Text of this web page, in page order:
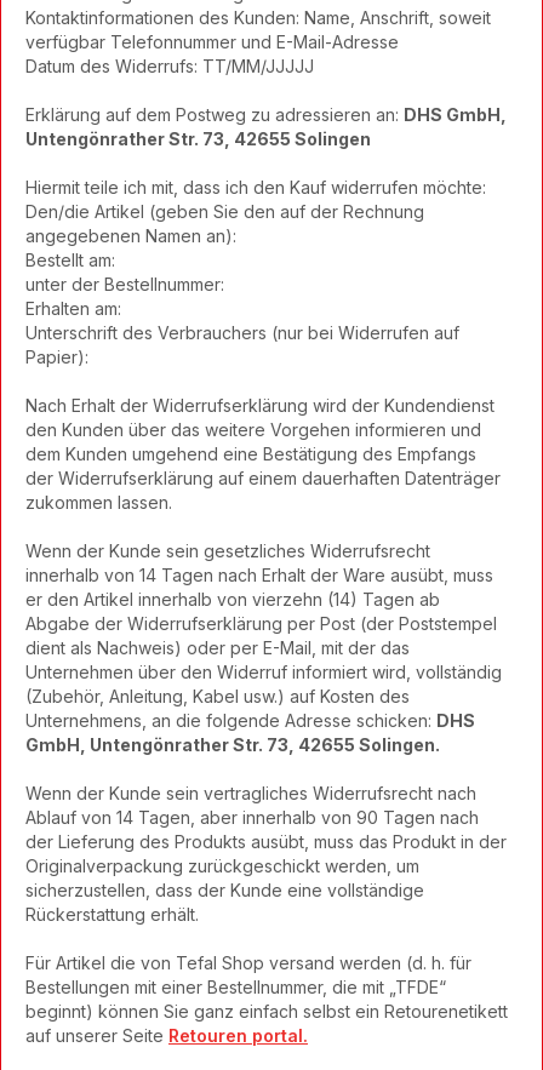
Kontaktinformationen des Kunden: Name, Anschrift, soweit
verfügbar Telefonnummer und E-Mail-Adresse
Datum des Widerrufs: TT/MM/JJJJJ
Erklärung auf dem Postweg zu adressieren an: DHS GmbH,
Untengönrather Str. 73, 42655 Solingen
Hiermit teile ich mit, dass ich den Kauf widerrufen möchte:
Den/die Artikel (geben Sie den auf der Rechnung
angegebenen Namen an):
Bestellt am:
unter der Bestellnummer:
Erhalten am:
Unterschrift des Verbrauchers (nur bei Widerrufen auf
Papier):
Nach Erhalt der Widerrufserklärung wird der Kundendienst
den Kunden über das weitere Vorgehen informieren und
dem Kunden umgehend eine Bestätigung des Empfangs
der Widerrufserklärung auf einem dauerhaften Datenträger
zukommen lassen.
Wenn der Kunde sein gesetzliches Widerrufsrecht
innerhalb von 14 Tagen nach Erhalt der Ware ausübt, muss
er den Artikel innerhalb von vierzehn (14) Tagen ab
Abgabe der Widerrufserklärung per Post (der Poststempel
dient als Nachweis) oder per E-Mail, mit der das
Unternehmen über den Widerruf informiert wird, vollständig
(Zubehör, Anleitung, Kabel usw.) auf Kosten des
Unternehmens, an die folgende Adresse schicken: DHS
GmbH, Untengönrather Str. 73, 42655 Solingen.
Wenn der Kunde sein vertragliches Widerrufsrecht nach
Ablauf von 14 Tagen, aber innerhalb von 90 Tagen nach
der Lieferung des Produkts ausübt, muss das Produkt in der
Originalverpackung zurückgeschickt werden, um
sicherzustellen, dass der Kunde eine vollständige
Rückerstattung erhält.
Für Artikel die von Tefal Shop versand werden (d. h. für
Bestellungen mit einer Bestellnummer, die mit „TFDE“
beginnt) können Sie ganz einfach selbst ein Retourenetikett
auf unserer Seite Retouren portal.